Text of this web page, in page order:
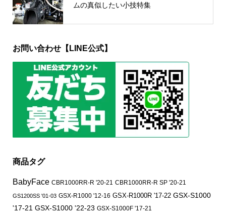
ムの真似したい小技特集
お問い合わせ【LINE公式】
商品タグ
BabyFace CBR1000RR-R '20-21 CBR1000RR-R SP '20-21
GS1200SS '01-03 GSX-R1000 '12-16 GSX-R1000R '17-22 GSX-S1000
'17-21 GSX-S1000 '22-23 GSX-S1000F '17-21